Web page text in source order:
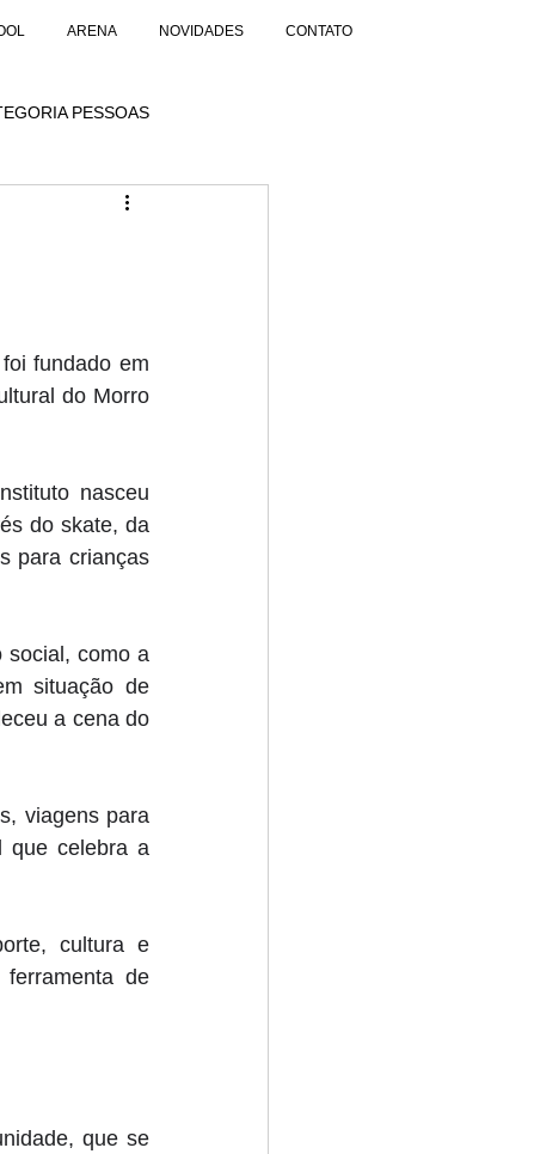
ARENA NOVIDADES CONTATO
PESSOAS
fundado em
do Morro
nasceu
do skate, da
para crianças
social, como a
situação de
a cena do
viagens para
que celebra a
cultura e
de
que se